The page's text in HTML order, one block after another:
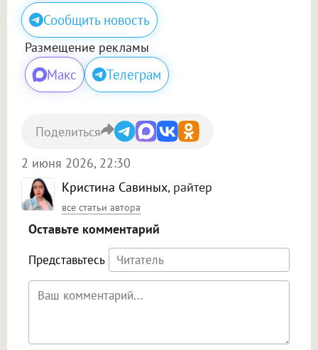
Сообщить новость
Размещение рекламы
Макс Телеграм
Кристина Савиных, райтер
все статьи автора
2 июня 2026, 22:30
Поделиться
Оставьте комментарий
Представьтесь